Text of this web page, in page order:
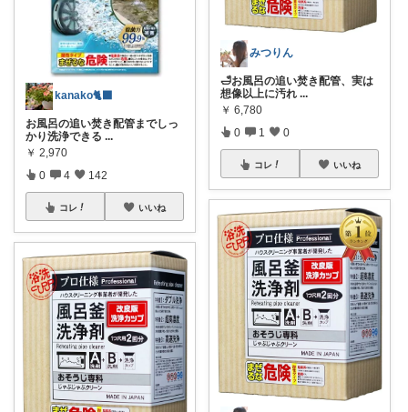
kanako🐈‍⬛
お風呂の追い焚き配管までしっ
かり洗浄できる ...
￥ 2,970
0 4 142
コレ いいね
みつりん
🛁お風呂の追い焚き配管、実は
想像以上に汚れ ...
￥ 6,780
0 1 0
コレ いいね